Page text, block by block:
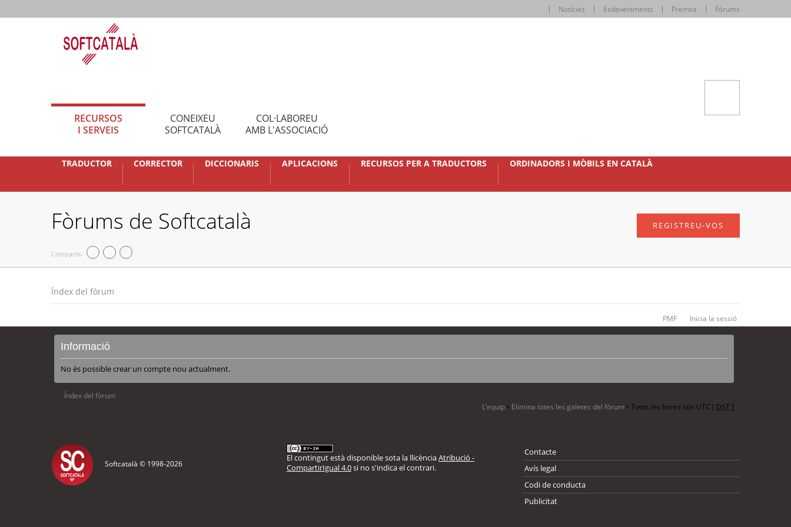
Notícies Esdeveniments Premsa Fòrums
RECURSOS
I SERVEIS
CONEIXEU
SOFTCATALÀ
COL·LABOREU
AMB L'ASSOCIACIÓ
TRADUCTOR CORRECTOR DICCIONARIS APLICACIONS RECURSOS PER A TRADUCTORS ORDINADORS I MÒBILS EN CATALÀ
Fòrums de Softcatalà
Compartiu
REGISTREU-VOS
Índex del fòrum
PMF Inicia la sessió
Informació
No és possible crear un compte nou actualment.
Índex del fòrum
L’equip • Elimina totes les galetes del fòrum • Totes les hores són UTC [ DST]
Softcatalà © 1998-2026
El contingut està disponible sota la llicènciaAtribució -
CompartirIgual 4.0si no s'indica el contrari.
Contacte
Avís legal
Codi de conducta
Publicitat